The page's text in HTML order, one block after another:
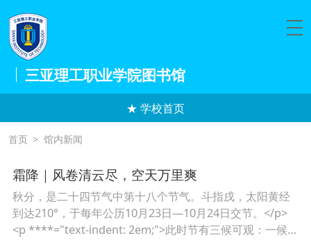
三亚理工职业学院图书馆
★ 学校首页
首页 > 馆内新闻
霜降｜风卷清云尽，空天万里爽
秋分，是二十四节气中第十八个节气。斗指戌，太阳黄经
到达210°，于每年公历10月23日—10月24日交节。</p>
<p ****="text-indent: 2em;">此时节有三候可观：一候…